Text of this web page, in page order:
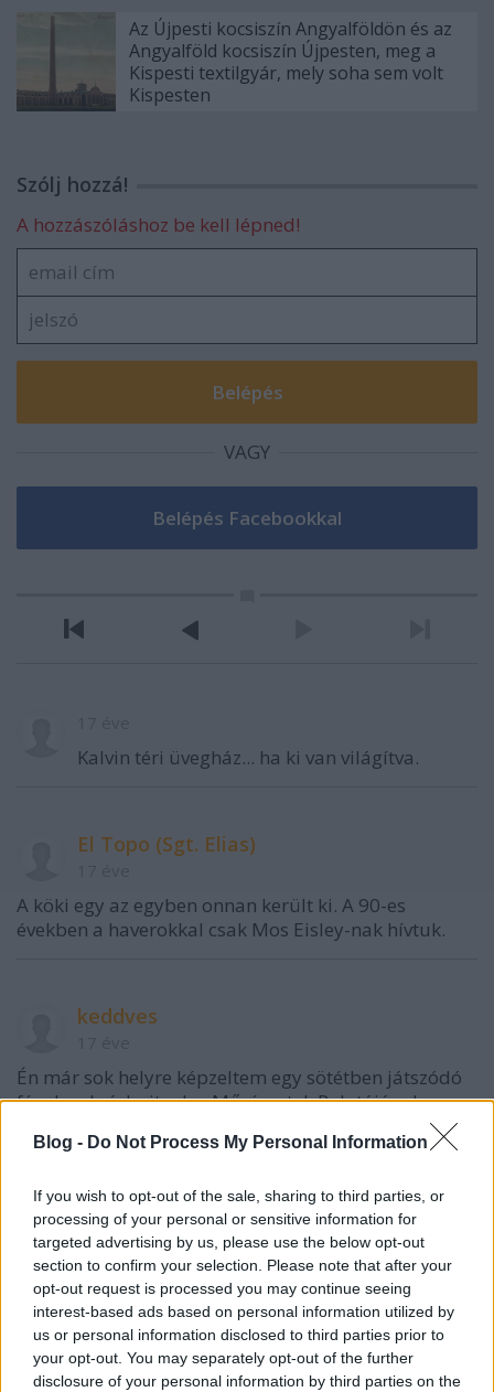
Blog - Do Not Process My Personal Information
If you wish to opt-out of the sale, sharing to third parties, or
processing of your personal or sensitive information for
targeted advertising by us, please use the below opt-out
section to confirm your selection. Please note that after your
opt-out request is processed you may continue seeing
interest-based ads based on personal information utilized by
us or personal information disclosed to third parties prior to
your opt-out. You may separately opt-out of the further
disclosure of your personal information by third parties on the
Az Újpesti kocsiszín Angyalföldön és az
Angyalföld kocsiszín Újpesten, meg a
Kispesti textilgyár, mely soha sem volt
Kispesten
Szólj hozzá!
A hozzászóláshoz be kell lépned!
VAGY
Kalvin téri üvegház... ha ki van világítva.
El Topo (Sgt. Elias)
A köki egy az egyben onnan került ki. A 90-es
években a haverokkal csak Mos Eisley-nak hívtuk.
keddves
Én már sok helyre képzeltem egy sötétben játszódó
fénykardpárbajt, pl. a Művészetek Palotájának az
előterében, vagy a Lágymányosi-hídon, szigorúan a
felső lámpákkal megvilágítva :)
A Hannibal Lektűr-attitűd
17 éve
klassz
De inkább ne... a múlt században elég volt a
birodalmakból:)